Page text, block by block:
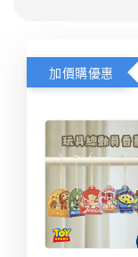
加價購優惠